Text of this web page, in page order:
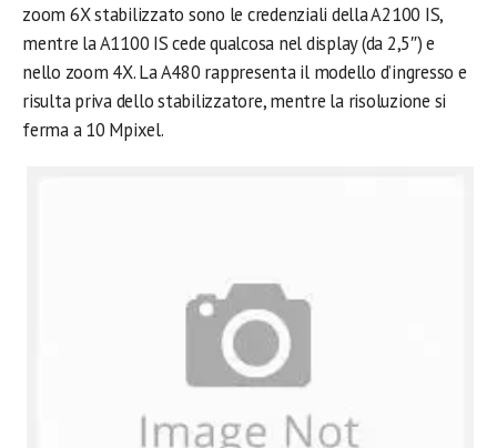
zoom 6X stabilizzato sono le credenziali della A2100 IS,
mentre la A1100 IS cede qualcosa nel display (da 2,5″) e
nello zoom 4X. La A480 rappresenta il modello d’ingresso e
risulta priva dello stabilizzatore, mentre la risoluzione si
ferma a 10 Mpixel.